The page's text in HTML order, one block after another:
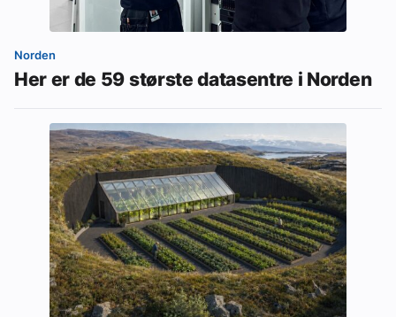
Norden
Her er de 59 største datasentre i Norden